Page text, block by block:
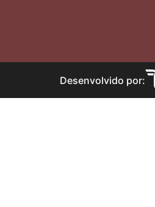
Desenvolvido por: